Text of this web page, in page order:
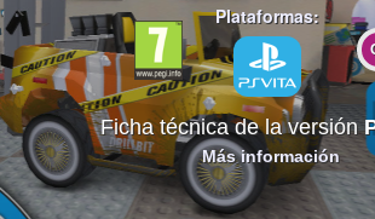
Plataformas:
Ficha técnica de la versión
Más información